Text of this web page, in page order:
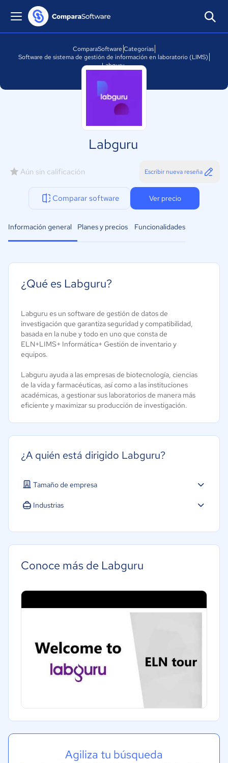
ComparaSoftware Categorías
Software de sistema de gestión de información en laboratorio (LIMS)
Labguru
Labguru
Aún sin calificación Escribir nueva reseña
Comparar software Ver precio
Información general Planes y precios Funcionalidades
¿Qué es Labguru?
Labguru es un software de gestión de datos de
investigación que garantiza seguridad y compatibilidad,
basada en la nube y todo en uno que consta de
ELN+LIMS+ Informática+ Gestión de inventario y
equipos.
Labguru ayuda a las empresas de biotecnología, ciencias
de la vida y farmacéuticas, así como a las instituciones
académicas, a gestionar sus laboratorios de manera más
eficiente y maximizar su producción de investigación.
¿A quién está dirigido Labguru?
Tamaño de empresa
Industrias
Conoce más de Labguru
Agiliza tu búsqueda